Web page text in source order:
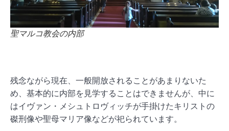
聖マルコ教会の内部
残念ながら現在、一般開放されることがあまりないた
め、基本的に内部を見学することはできませんが、中に
はイヴァン・メシュトロヴィッチが手掛けたキリストの
磔刑像や聖母マリア像などが祀られています。